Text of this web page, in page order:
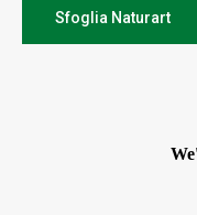
Sfoglia Naturart